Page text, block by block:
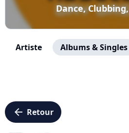
Dance,
Artiste Albums & Singles
arrow_left Retour